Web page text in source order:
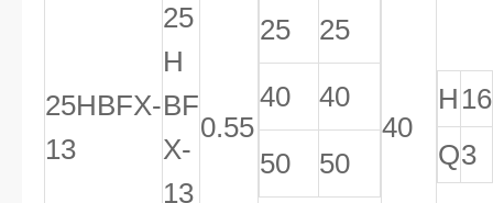
25 25
40 40
50 50
25HBFX-
13
25
H
BF
X-
13
0.55 40
H 16
Q3